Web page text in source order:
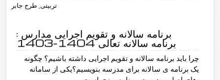
زندگی پژوهی
روایت پژوهی
شهید پژوهی
تربیتی, طرح جابر
برنامه سالانه و تقویم اجرایی مدارس :
برنامه سالانه تعالی 1404-1403
چرا باید برنامه سالانه و تقویم اجرایی داشته باشیم؟ چگونه
یک برنامه ی سالانه برای مدرسه بنویسیم؟یکی از سامانه